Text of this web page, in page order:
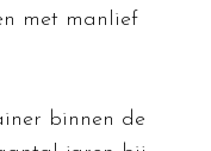
met manlief
binnen de